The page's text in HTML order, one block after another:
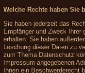
Welche Rechte haben Sie
Sie haben jederzeit das
Empfänger und Zweck Ihrer
erhalten. Sie haben
Löschung dieser Daten zu
zum Thema Datenschutz
Impressum angegebenen
Ihnen ein Beschwerderecht